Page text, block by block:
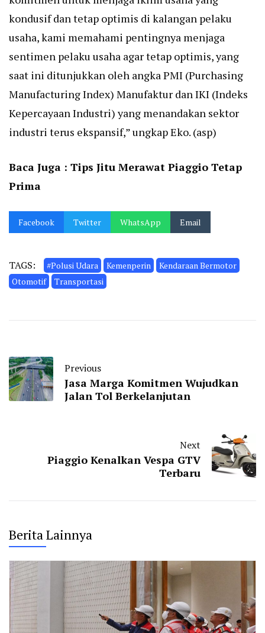
kondusif dan tetap optimis di kalangan pelaku
usaha, kami memahami pentingnya menjaga
sentimen pelaku usaha agar tetap optimis, yang
saat ini ditunjukkan oleh angka PMI (Purchasing
Manufacturing Index) Manufaktur dan IKI (Indeks
Kepercayaan Industri) yang menandakan sektor
industri terus ekspansif,” ungkap Eko. (asp)
Baca Juga : Tips Jitu Merawat Piaggio Tetap
Prima
Facebook Twitter WhatsApp Email
TAGS: #Polusi Udara Kemenperin
Kendaraan Bermotor
Otomotif
Transportasi
Previous
Jasa Marga Komitmen Wujudkan
Jalan Tol Berkelanjutan
Next
Piaggio Kenalkan Vespa GTV
Terbaru
Berita Lainnya